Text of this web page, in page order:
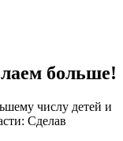
больше!
числу детей и
Сделав